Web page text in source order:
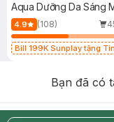
Aqua Dưỡng Da Sáng
4.9 (108)
Bill 199K Sunplay tặng
Bạn đã có